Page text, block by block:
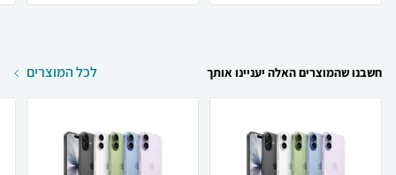
חשבנו שהמוצרים האלה יעניינו אותך לכל המוצרים